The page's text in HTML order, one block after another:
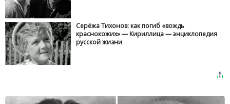
Серёжа Тихонов: как погиб «вождь
краснокожих» — Кириллица — энциклопедия
русской жизни